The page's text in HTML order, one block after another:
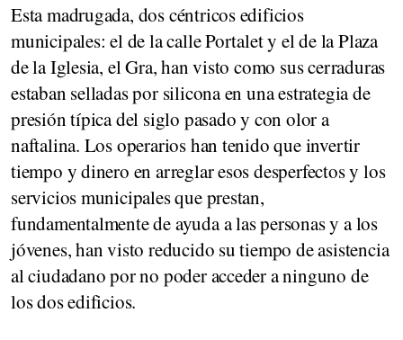
Esta madrugada, dos céntricos edificios
municipales: el de la calle Portalet y el de la Plaza
de la Iglesia, el Gra, han visto como sus cerraduras
estaban selladas por silicona en una estrategia de
presión típica del siglo pasado y con olor a
naftalina. Los operarios han tenido que invertir
tiempo y dinero en arreglar esos desperfectos y los
servicios municipales que prestan,
fundamentalmente de ayuda a las personas y a los
jóvenes, han visto reducido su tiempo de asistencia
al ciudadano por no poder acceder a ninguno de
los dos edificios.